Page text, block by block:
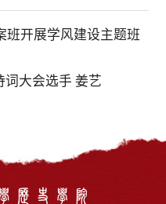
班开展学风建设主题班
词大会选手 姜艺